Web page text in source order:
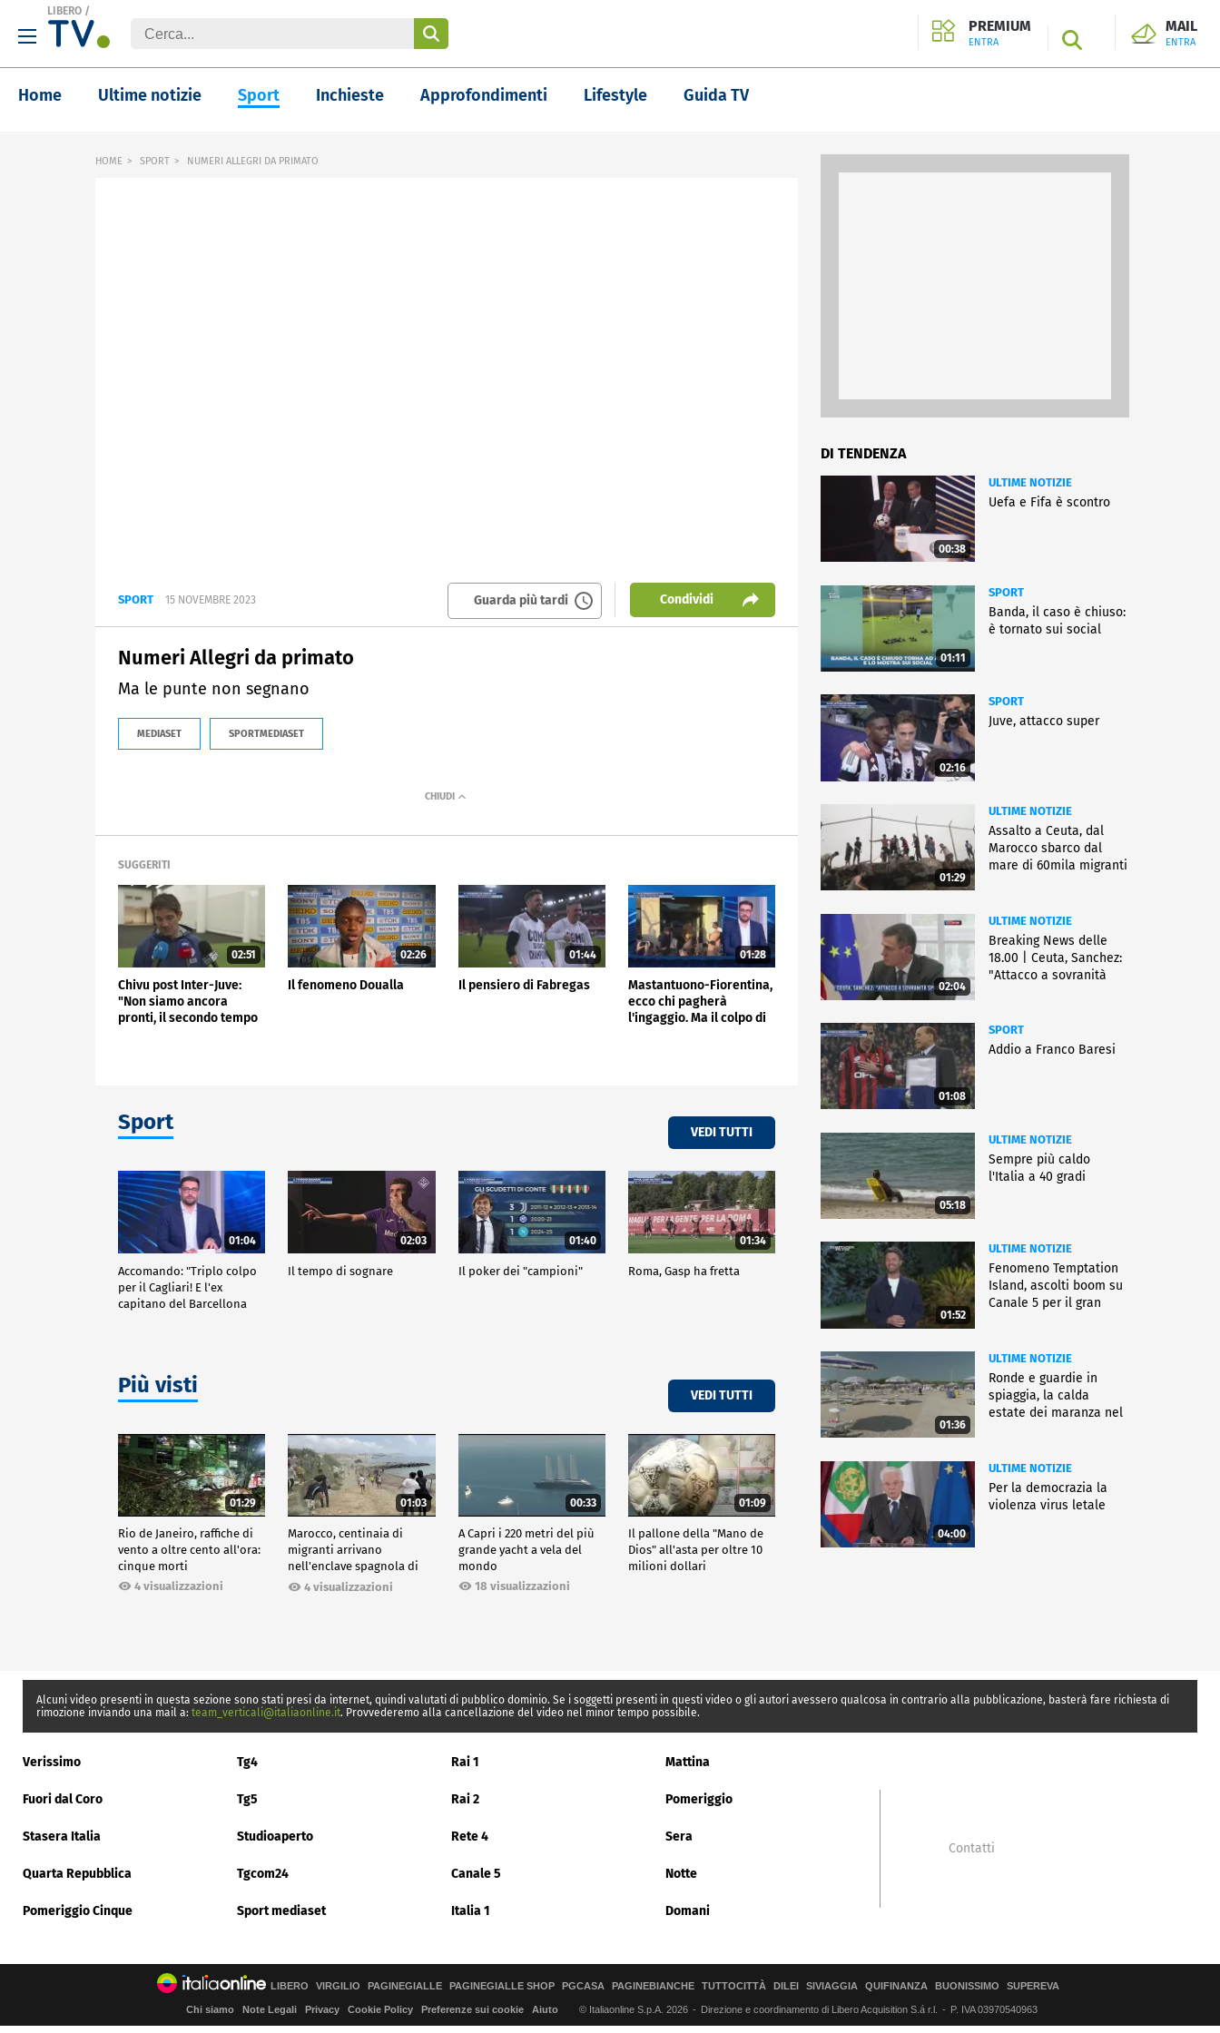
LIBERO /
PREMIUM
ENTRA SEARCH
MAIL
ENTRA
Home Ultime notizie Sport Inchieste Approfondimenti Lifestyle Guida TV
HOME SPORT NUMERI ALLEGRI DA PRIMATO
SPORT 15 NOVEMBRE 2023 Guarda più tardi Condividi
Numeri Allegri da primato
Ma le punte non segnano
MEDIASET SPORTMEDIASET
SUGGERITI
02:51
Chivu post Inter-Juve:
"Non siamo ancora
pronti, il secondo tempo
02:26
Il fenomeno Doualla
01:44
Il pensiero di Fabregas
01:28
Mastantuono-Fiorentina,
ecco chi pagherà
l'ingaggio. Ma il colpo di
Sport VEDI TUTTI
01:04
Accomando: "Triplo colpo
per il Cagliari! E l'ex
capitano del Barcellona
02:03
Il tempo di sognare
01:40
Il poker dei "campioni"
01:34
Roma, Gasp ha fretta
Più visti VEDI TUTTI
01:29
Rio de Janeiro, raffiche di
vento a oltre cento all'ora:
cinque morti
4 visualizzazioni
01:03
Marocco, centinaia di
migranti arrivano
nell'enclave spagnola di
Ceuta4 visualizzazioni
00:33
A Capri i 220 metri del più
grande yacht a vela del
mondo
18 visualizzazioni
01:09
Il pallone della "Mano de
Dios" all'asta per oltre 10
milioni dollari
DI TENDENZA
00:38
ULTIME NOTIZIE
Uefa e Fifa è scontro
01:11
SPORT
Banda, il caso è chiuso:
è tornato sui social
02:16
SPORT
Juve, attacco super
01:29
ULTIME NOTIZIE
Assalto a Ceuta, dal
Marocco sbarco dal
mare di 60mila migranti
02:04
ULTIME NOTIZIE
Breaking News delle
18.00 | Ceuta, Sanchez:
"Attacco a sovranità
01:08
SPORT
Addio a Franco Baresi
05:18
ULTIME NOTIZIE
Sempre più caldo
l'Italia a 40 gradi
01:52
ULTIME NOTIZIE
Fenomeno Temptation
Island, ascolti boom su
Canale 5 per il gran
01:36
ULTIME NOTIZIE
Ronde e guardie in
spiaggia, la calda
estate dei maranza nel
04:00
ULTIME NOTIZIE
Per la democrazia la
violenza virus letale
Alcuni video presenti in questa sezione sono stati presi da internet, quindi valutati di pubblico dominio. Se i soggetti presenti in questi video o gli autori avessero qualcosa in contrario alla pubblicazione, basterà fare richiesta di
rimozione inviando una mail a: team_verticali@italiaonline.it. Provvederemo alla cancellazione del video nel minor tempo possibile.
Verissimo Tg4 Rai 1 Mattina
Fuori dal Coro Tg5 Rai 2 Pomeriggio
Stasera Italia Studioaperto Rete 4 Sera
Quarta Repubblica Tgcom24 Canale 5 Notte
Pomeriggio Cinque Sport mediaset Italia 1 Domani
Contatti
LIBERO VIRGILIO PAGINEGIALLE PAGINEGIALLE SHOP PGCASA PAGINEBIANCHE TUTTOCITTÀ DILEI SIVIAGGIA QUIFINANZA BUONISSIMO SUPEREVA
Chi siamo Note Legali Privacy Cookie Policy Preferenze sui cookie Aiuto © Italiaonline S.p.A. 2026 Direzione e coordinamento di Libero Acquisition S.á r.l. P. IVA 03970540963